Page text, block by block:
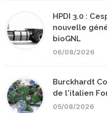
HPDI 3.0 :
nouvelle
bioGNL
06/08/2026
Burckhardt
de l'italien
05/08/2026